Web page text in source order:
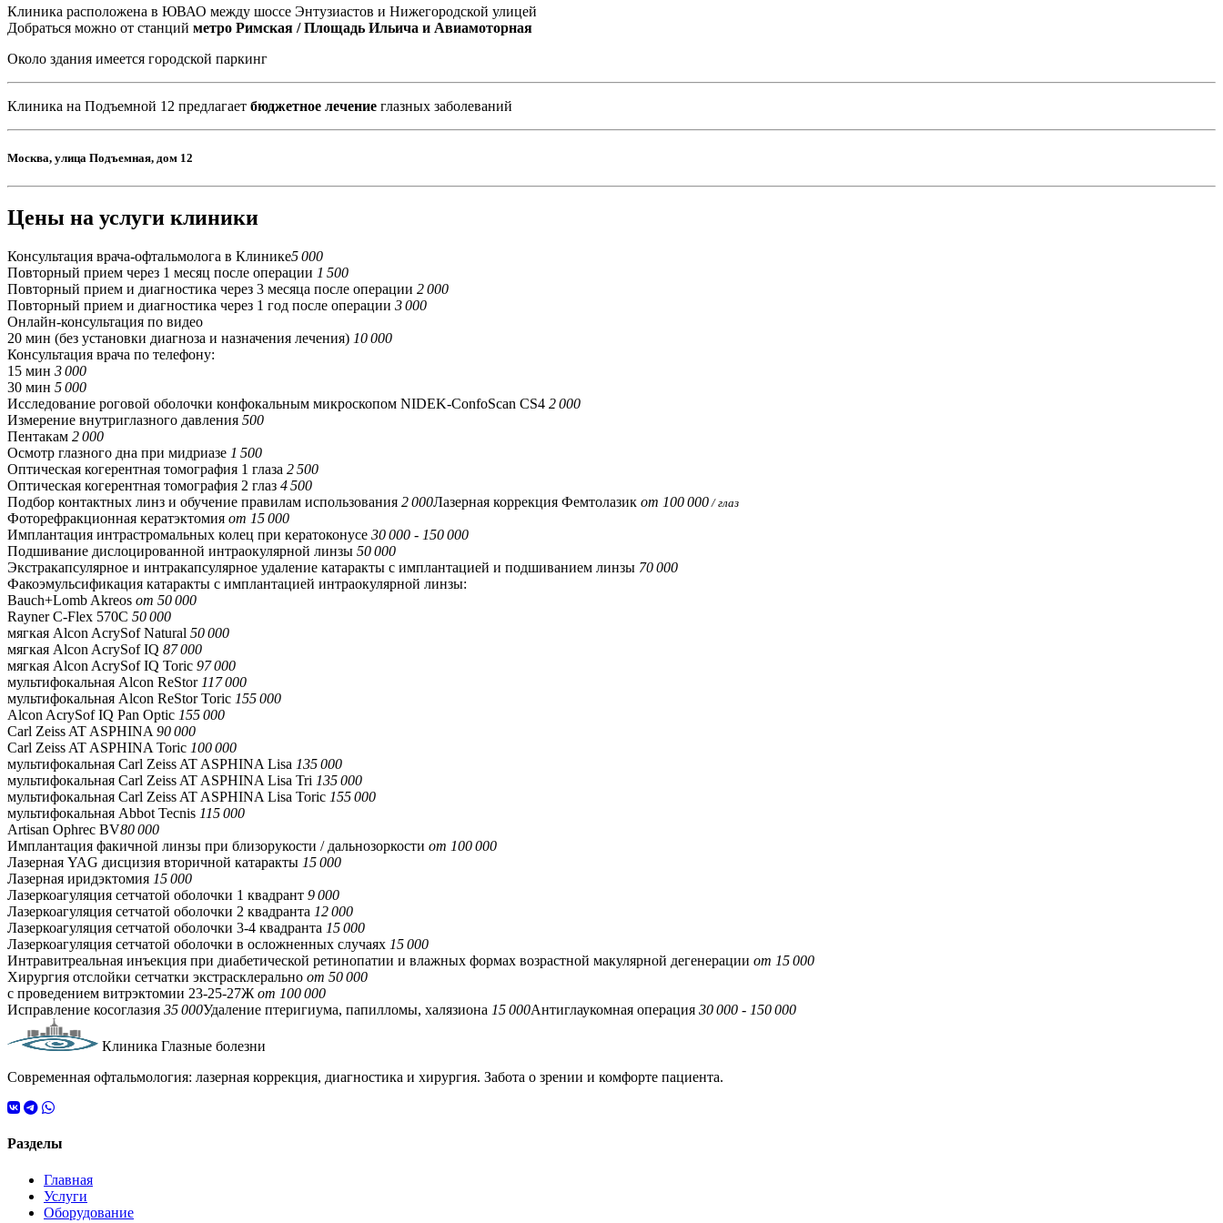
Клиника расположена в ЮВАО между шоссе Энтузиастов и Нижегородской улицей
Добраться можно от станций метро Римская / Площадь Ильича и Авиамоторная
Около здания имеется городской паркинг
Клиника на Подъемной 12 предлагает бюджетное лечение глазных заболеваний
Москва, улица Подъемная, дом 12
Цены на услуги клиники
Консультация врача-офтальмолога в Клинике5 000
Повторный прием через 1 месяц после операции 1 500
Повторный прием и диагностика через 3 месяца после операции 2 000
Повторный прием и диагностика через 1 год после операции 3 000
Онлайн-консультация по видео
20 мин (без установки диагноза и назначения лечения) 10 000
Консультация врача по телефону:
15 мин 3 000
30 мин 5 000
Исследование роговой оболочки конфокальным микроскопом NIDEK-ConfoScan CS4 2 000
Измерение внутриглазного давления 500
Пентакам 2 000
Осмотр глазного дна при мидриазе 1 500
Оптическая когерентная томография 1 глаза 2 500
Оптическая когерентная томография 2 глаз 4 500
Подбор контактных линз и обучение правилам использования 2 000Лазерная коррекция Фемтолазик от 100 000 / глаз
Фоторефракционная кератэктомия от 15 000
Имплантация интрастромальных колец при кератоконусе 30 000 - 150 000
Подшивание дислоцированной интраокулярной линзы 50 000
Экстракапсулярное и интракапсулярное удаление катаракты с имплантацией и подшиванием линзы 70 000
Факоэмульсификация катаракты с имплантацией интраокулярной линзы:
Bauch+Lomb Akreos от 50 000
Rayner C-Flex 570C 50 000
мягкая Alcon AcrySof Natural 50 000
мягкая Alcon AcrySof IQ 87 000
мягкая Alcon AcrySof IQ Toric 97 000
мультифокальная Alcon ReStor 117 000
мультифокальная Alcon ReStor Toric 155 000
Alcon AcrySof IQ Pan Optic 155 000
Carl Zeiss AT ASPHINA 90 000
Carl Zeiss AT ASPHINA Toric 100 000
мультифокальная Carl Zeiss AT ASPHINA Lisa 135 000
мультифокальная Carl Zeiss AT ASPHINA Lisa Tri 135 000
мультифокальная Carl Zeiss AT ASPHINA Lisa Toric 155 000
мультифокальная Abbot Tecnis 115 000
Artisan Ophrec BV80 000
Имплантация факичной линзы при близорукости / дальнозоркости от 100 000
Лазерная YAG дисцизия вторичной катаракты 15 000
Лазерная иридэктомия 15 000
Лазеркоагуляция сетчатой оболочки 1 квадрант 9 000
Лазеркоагуляция сетчатой оболочки 2 квадранта 12 000
Лазеркоагуляция сетчатой оболочки 3-4 квадранта 15 000
Лазеркоагуляция сетчатой оболочки в осложненных случаях 15 000
Интравитреальная инъекция при диабетической ретинопатии и влажных формах возрастной макулярной дегенерации от 15 000
Хирургия отслойки сетчатки экстрасклерально от 50 000
с проведением витрэктомии 23-25-27Ж от 100 000
Исправление косоглазия 35 000Удаление птеригиума, папилломы, халязиона 15 000Антиглаукомная операция 30 000 - 150 000
Клиника Глазные болезни
Современная офтальмология: лазерная коррекция, диагностика и хирургия. Забота о зрении и комфорте пациента.
Разделы
Главная
Услуги
Оборудование